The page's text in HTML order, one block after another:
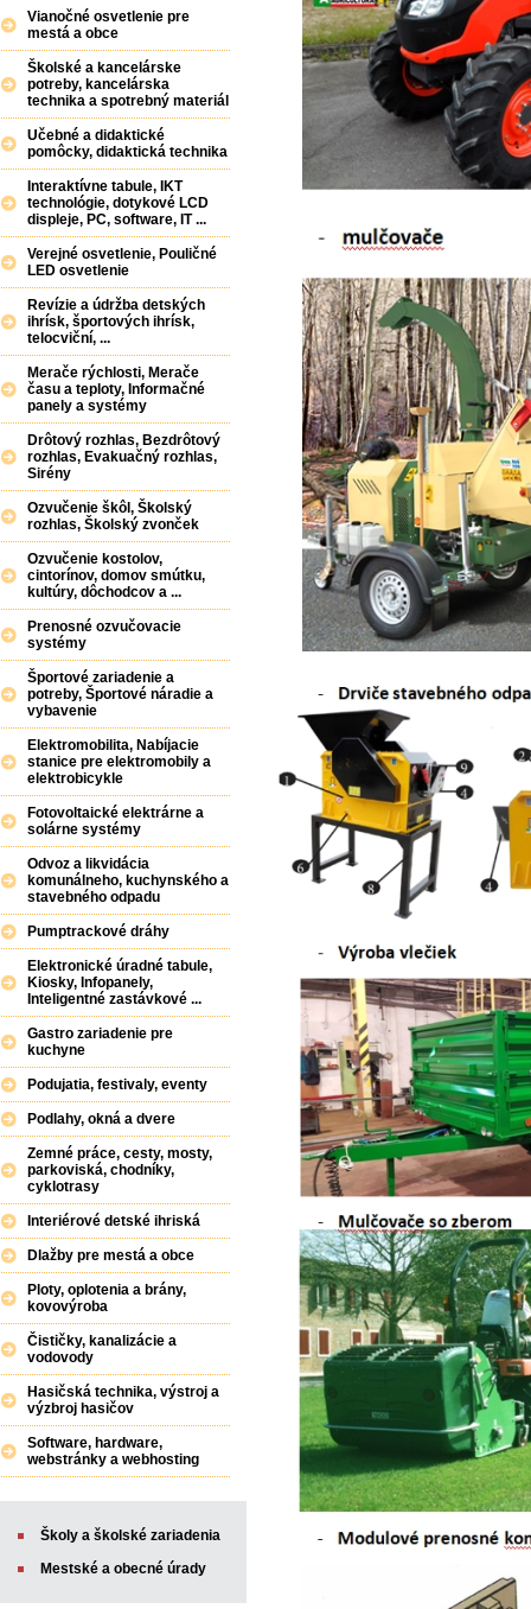
Vianočné osvetlenie pre
mestá a obce
Školské a kancelárske
potreby, kancelárska
technika a spotrebný materiál
Učebné a didaktické
pomôcky, didaktická technika
Interaktívne tabule, IKT
technológie, dotykové LCD
displeje, PC, software, IT ...
Verejné osvetlenie, Pouličné
LED osvetlenie
Revízie a údržba detských
ihrísk, športových ihrísk,
telocviční, ...
Merače rýchlosti, Merače
času a teploty, Informačné
panely a systémy
Drôtový rozhlas, Bezdrôtový
rozhlas, Evakuačný rozhlas,
Sirény
Ozvučenie škôl, Školský
rozhlas, Školský zvonček
Ozvučenie kostolov,
cintorínov, domov smútku,
kultúry, dôchodcov a ...
Prenosné ozvučovacie
systémy
Športové zariadenie a
potreby, Športové náradie a
vybavenie
Elektromobilita, Nabíjacie
stanice pre elektromobily a
elektrobicykle
Fotovoltaické elektrárne a
solárne systémy
Odvoz a likvidácia
komunálneho, kuchynského a
stavebného odpadu
Pumptrackové dráhy
Elektronické úradné tabule,
Kiosky, Infopanely,
Inteligentné zastávkové ...
Gastro zariadenie pre
kuchyne
Podujatia, festivaly, eventy
Podlahy, okná a dvere
Zemné práce, cesty, mosty,
parkoviská, chodníky,
cyklotrasy
Interiérové detské ihriská
Dlažby pre mestá a obce
Ploty, oplotenia a brány,
kovovýroba
Čističky, kanalizácie a
vodovody
Hasičská technika, výstroj a
výzbroj hasičov
Software, hardware,
webstránky a webhosting
Školy a školské zariadenia
Mestské a obecné úrady